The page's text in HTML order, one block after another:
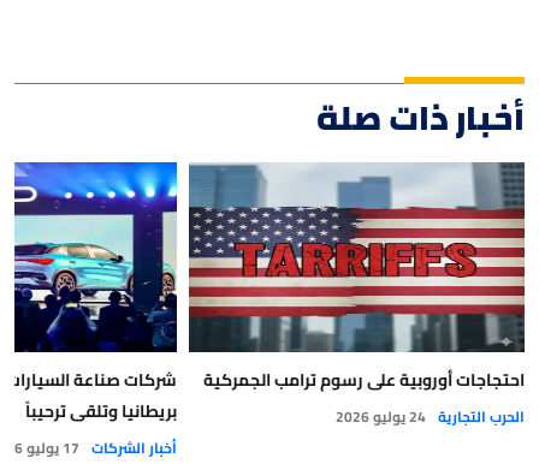
أخبار ذات صلة
احتجاجات أوروبية على رسوم ترامب الجمركية
الحرب التجارية 24 يوليو 2026
شركات صناعة
بريطانيا وتلقى ترحيباً
أخبار الشركات 17 يوليو 2026